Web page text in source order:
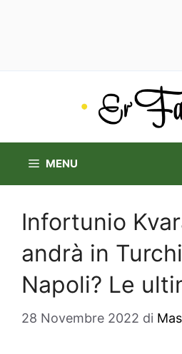
MENU
Infortunio
andrà in
Napoli? Le
28 Novembre 2022 di